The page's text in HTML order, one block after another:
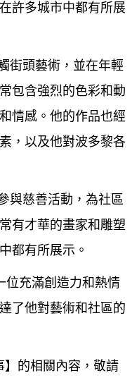
許多城市中都有所展
街頭藝術，並在年輕
包含強烈的色彩和動
情感。他的作品也經
，以及他對波多黎各
與慈善活動，為社區
有才華的畫家和雕塑
都有所展示。
位充滿創造力和熱情
了他對藝術和社區的
】的相關內容，敬請